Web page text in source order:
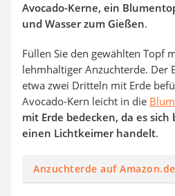
Avocado-Kerne, ein
und Wasser zum Gießen.
Füllen Sie den gewählten Topf
lehmhaltiger Anzuchterde. Der
etwa zwei Dritteln mit Erde
Avocado-Kern leicht in die
mit Erde bedecken, da es
einen Lichtkeimer handelt.
Anzuchterde auf